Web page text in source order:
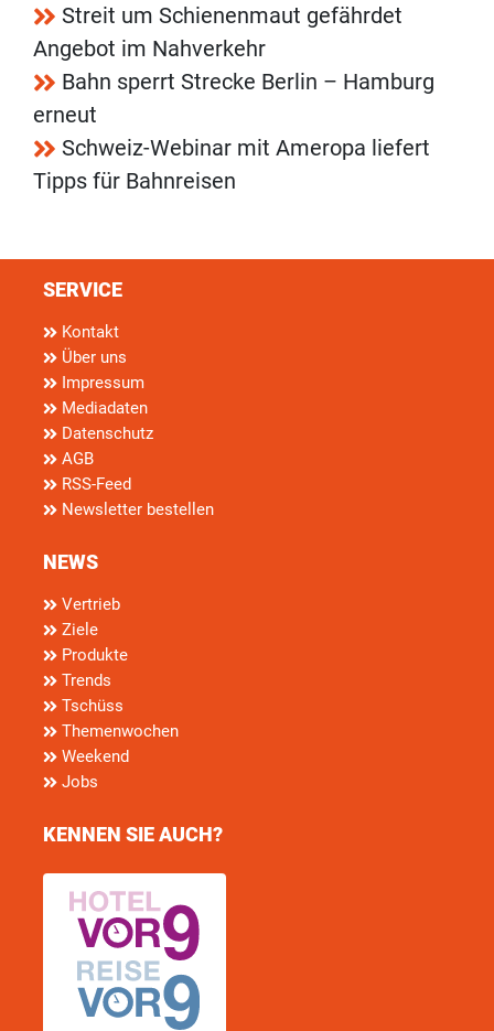
Streit um Schienenmaut gefährdet
Angebot im Nahverkehr
Bahn sperrt Strecke Berlin – Hamburg
erneut
Schweiz-Webinar mit Ameropa liefert
Tipps für Bahnreisen
SERVICE
Kontakt
Über uns
Impressum
Mediadaten
Datenschutz
AGB
RSS-Feed
Newsletter bestellen
NEWS
Vertrieb
Ziele
Produkte
Trends
Tschüss
Themenwochen
Weekend
Jobs
KENNEN SIE AUCH?